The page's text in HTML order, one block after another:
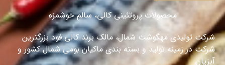
محصولات پروتئینی کالی، سالمِ خوشمزه
شرکت تولیدی مهگوشت شمال، مالک برند کالی فود بزرگترین
شرکت در زمینه تولید و بسته بندی ماکیان بومی شمال کشور و
آبزیان